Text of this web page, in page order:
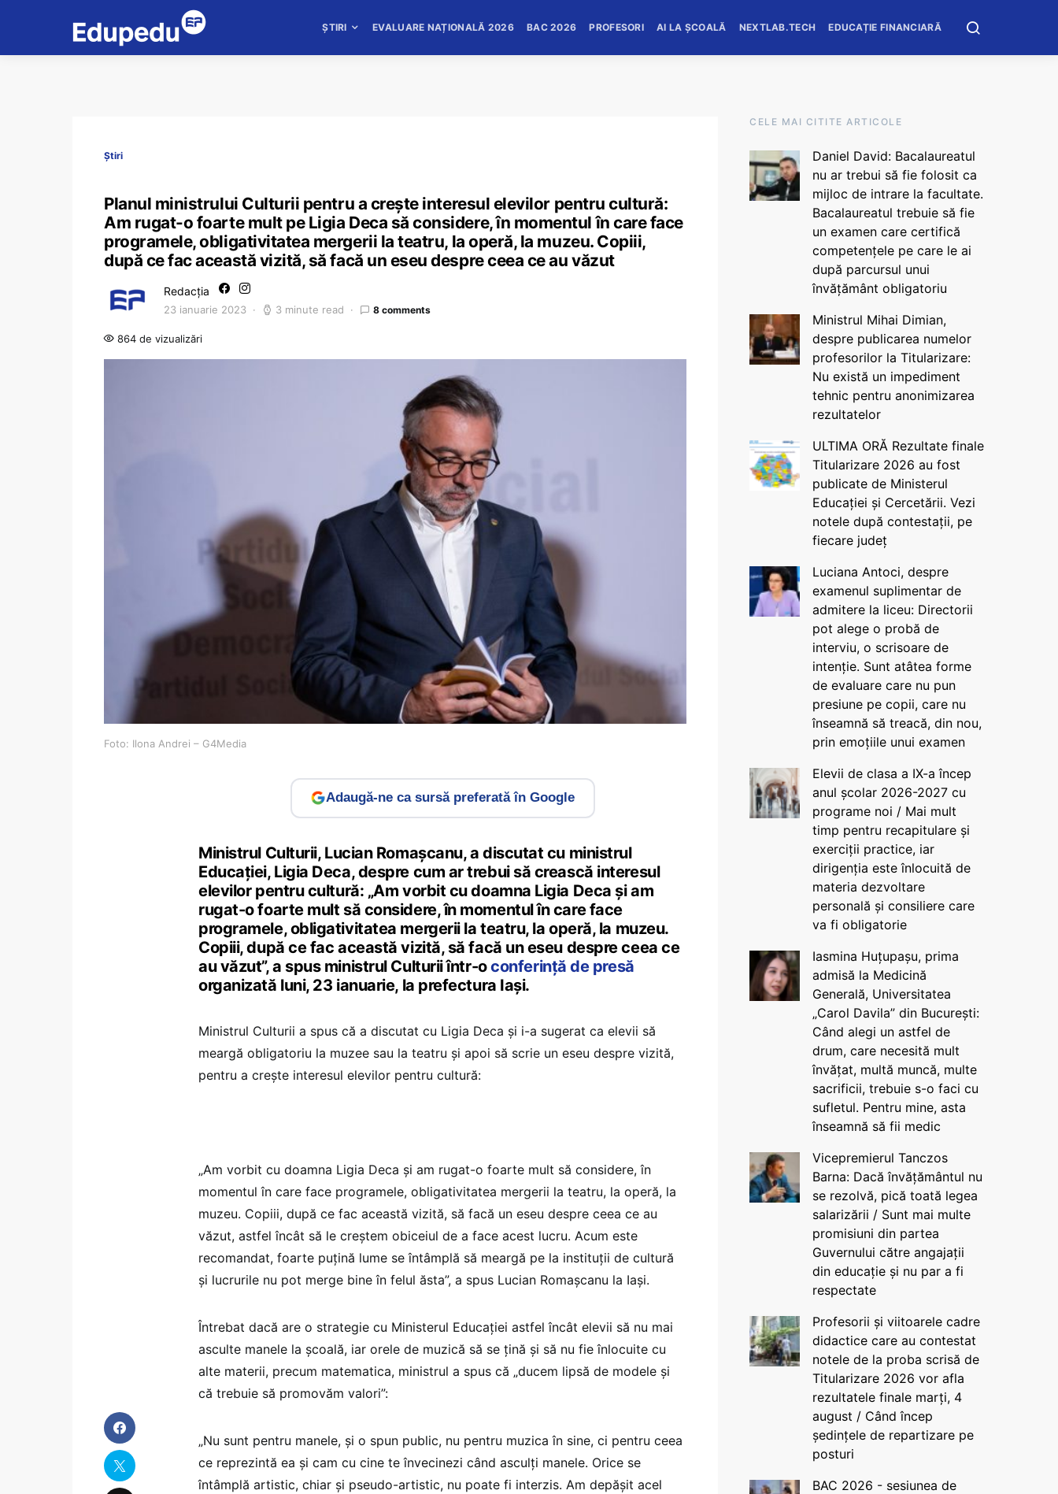
ȘTIRI EVALUARE NAȚIONALĂ 2026 BAC 2026 PROFESORI AI LA ȘCOALĂ NEXTLAB.TECH EDUCAȚIE FINANCIARĂ
Știri
Planul ministrului Culturii pentru a crește interesul elevilor pentru cultură:
Am rugat-o foarte mult pe Ligia Deca să considere, în momentul în care face
programele, obligativitatea mergerii la teatru, la operă, la muzeu. Copiii,
după ce fac această vizită, să facă un eseu despre ceea ce au văzut
Redacția
23 ianuarie 2023 3 minute read 8 comments
864 de vizualizări
Foto: Ilona Andrei – G4Media
Adaugă-ne ca sursă preferată în Google
Ministrul Culturii, Lucian Romașcanu, a discutat cu ministrul
Educației, Ligia Deca, despre cum ar trebui să crească interesul
elevilor pentru cultură: „Am vorbit cu doamna Ligia Deca și am
rugat-o foarte mult să considere, în momentul în care face
programele, obligativitatea mergerii la teatru, la operă, la muzeu.
Copiii, după ce fac această vizită, să facă un eseu despre ceea ce
au văzut”, a spus ministrul Culturii într-oconferință de presă
organizată luni, 23 ianuarie, la prefectura Iași.
Ministrul Culturii a spus că a discutat cu Ligia Deca și i-a sugerat ca elevii să
meargă obligatoriu la muzee sau la teatru și apoi să scrie un eseu despre vizită,
pentru a crește interesul elevilor pentru cultură:
„Am vorbit cu doamna Ligia Deca şi am rugat-o foarte mult să considere, în
momentul în care face programele, obligativitatea mergerii la teatru, la operă, la
muzeu. Copiii, după ce fac această vizită, să facă un eseu despre ceea ce au
văzut, astfel încât să le creştem obiceiul de a face acest lucru. Acum este
recomandat, foarte puţină lume se întâmplă să meargă pe la instituţii de cultură
şi lucrurile nu pot merge bine în felul ăsta”, a spus Lucian Romașcanu la Iași.
Întrebat dacă are o strategie cu Ministerul Educației astfel încât elevii să nu mai
asculte manele la școală, iar orele de muzică să se țină și să nu fie înlocuite cu
alte materii, precum matematica, ministrul a spus că „ducem lipsă de modele și
că trebuie să promovăm valori”:
„Nu sunt pentru manele, şi o spun public, nu pentru muzica în sine, ci pentru ceea
ce reprezintă ea şi cam cu cine te învecinezi când asculţi manele. Orice se
întâmplă artistic, chiar şi pseudo-artistic, nu poate fi interzis. Am depăşit acel
CELE MAI CITITE ARTICOLE
Daniel David: Bacalaureatul
nu ar trebui să fie folosit ca
mijloc de intrare la facultate.
Bacalaureatul trebuie să fie
un examen care certifică
competențele pe care le ai
după parcursul unui
învățământ obligatoriu
Ministrul Mihai Dimian,
despre publicarea numelor
profesorilor la Titularizare:
Nu există un impediment
tehnic pentru anonimizarea
rezultatelor
ULTIMA ORĂ Rezultate finale
Titularizare 2026 au fost
publicate de Ministerul
Educației și Cercetării. Vezi
notele după contestații, pe
fiecare județ
Luciana Antoci, despre
examenul suplimentar de
admitere la liceu: Directorii
pot alege o probă de
interviu, o scrisoare de
intenție. Sunt atâtea forme
de evaluare care nu pun
presiune pe copii, care nu
înseamnă să treacă, din nou,
prin emoțiile unui examen
Elevii de clasa a IX-a încep
anul școlar 2026-2027 cu
programe noi / Mai mult
timp pentru recapitulare și
exerciții practice, iar
dirigenția este înlocuită de
materia dezvoltare
personală și consiliere care
va fi obligatorie
Iasmina Huțupașu, prima
admisă la Medicină
Generală, Universitatea
„Carol Davila” din București:
Când alegi un astfel de
drum, care necesită mult
învățat, multă muncă, multe
sacrificii, trebuie s-o faci cu
sufletul. Pentru mine, asta
înseamnă să fii medic
Vicepremierul Tanczos
Barna: Dacă învățământul nu
se rezolvă, pică toată legea
salarizării / Sunt mai multe
promisiuni din partea
Guvernului către angajații
din educație și nu par a fi
respectate
Profesorii și viitoarele cadre
didactice care au contestat
notele de la proba scrisă de
Titularizare 2026 vor afla
rezultatele finale marți, 4
august / Când încep
ședințele de repartizare pe
posturi
BAC 2026 - sesiunea de